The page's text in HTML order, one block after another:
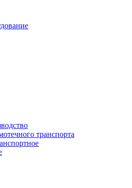
транспорта